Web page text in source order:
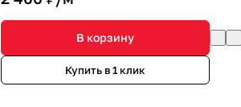
В корзину
Купить в 1 клик